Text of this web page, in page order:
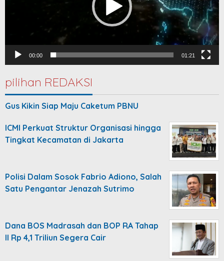
00:00 01:21
pilihan REDAKSI
Gus Kikin Siap Maju Caketum PBNU
ICMI Perkuat Struktur Organisasi hingga
Tingkat Kecamatan di Jakarta
Polisi Dalam Sosok Fabrio Adiono, Salah
Satu Pengantar Jenazah Sutrimo
Dana BOS Madrasah dan BOP RA Tahap
II Rp 4,1 Triliun Segera Cair